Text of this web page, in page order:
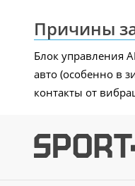
Причины
Блок управления
авто (особенно в
контакты от